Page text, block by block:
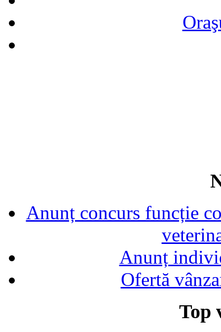
Anunț concurs funcție
Anunț
Ofertă
Top